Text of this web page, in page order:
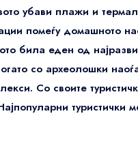
убави плажи и
помеѓу домашното
била еден од
со археолошки
Со своите
туристички
45
21
78